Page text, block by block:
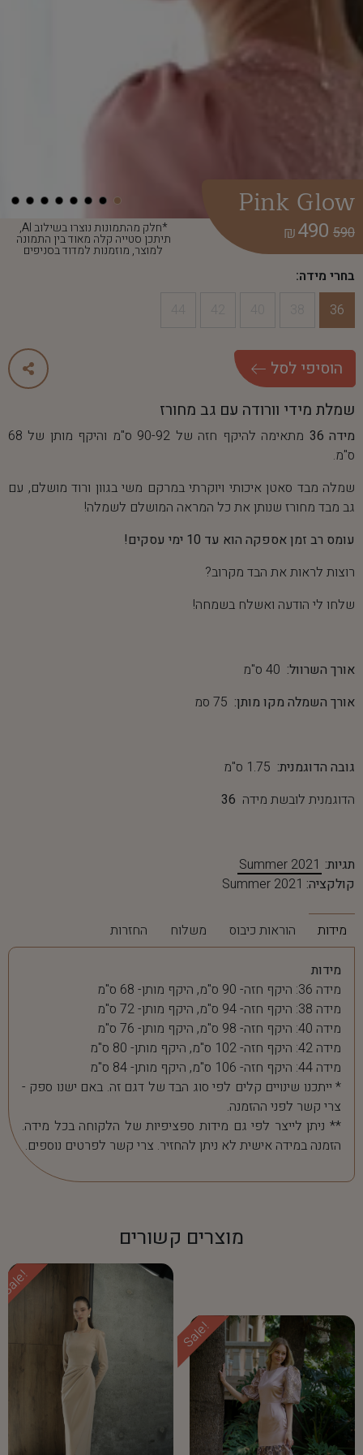
*חלק מהתמונות נוצרו בשילוב AI,
תיתכן סטייה קלה מאוד בין התמונה
למוצר, מוזמנות למדוד בסניפים
Pink Glow
590
490
₪
בחרי מידה:
36
הוסיפי לסל
שמלת מידי וורודה עם גב מחורז
מידה 36
מתאימה להיקף חזה של 90-92 ס"מ והיקף מותן של 68
ס"מ.
שמלה מבד סאטן איכותי ויוקרתי במרקם משי בגוון ורוד מושלם, עם
גב מבד מחורז שנותן את כל המראה המושלם לשמלה!
עומס רב זמן אספקה ​​הוא עד 10 ימי עסקים!
רוצות לראות את הבד מקרוב?
שלחו לי הודעה ואשלח בשמחה!
אורך השרוול:
אורך השמלה מקו מותן:
גובה הדוגמנית:
הדוגמנית לובשת מידה 36
תגיות: Summer 2021
קולקציה: Summer 2021
מידות הוראות כיבוס משלוח החזרות
מידות
מידה 36: היקף חזה- 90 ס"מ, היקף מותן- 68 ס"מ
מידה 38: היקף חזה- 94 ס"מ, היקף מותן- 72 ס"מ
מידה 40: היקף חזה- 98 ס"מ, היקף מותן- 76 ס"מ
מידה 42: היקף חזה- 102 ס"מ, היקף מותן- 80 ס"מ
מידה 44: היקף חזה- 106 ס"מ, היקף מותן- 84 ס"מ
* ייתכנו שינויים קלים לפי סוג הבד של דגם זה. באם ישנו ספק -
צרי קשר לפני ההזמנה.
** ניתן לייצר לפי גם מידות ספציפיות של הלקוחה בכל מידה.
הזמנה במידה אישית לא ניתן להחזיר. צרי קשר לפרטים נוספים.
מוצרים קשורים
Sale!